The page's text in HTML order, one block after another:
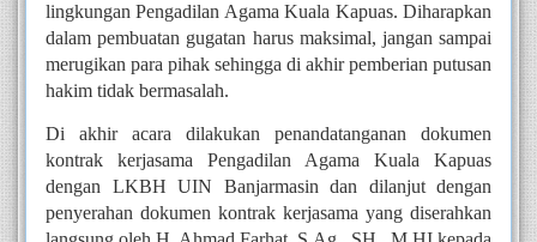
lingkungan Pengadilan Agama Kuala Kapuas. Diharapkan
dalam pembuatan gugatan harus maksimal, jangan sampai
merugikan para pihak sehingga di akhir pemberian putusan
hakim tidak bermasalah.
Di akhir acara dilakukan penandatanganan dokumen
kontrak kerjasama Pengadilan Agama Kuala Kapuas
dengan LKBH UIN Banjarmasin dan dilanjut dengan
penyerahan dokumen kontrak kerjasama yang diserahkan